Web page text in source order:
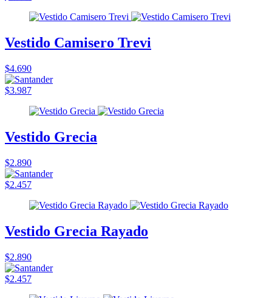
Vestido Camisero Trevi
$4.690
$3.987
Vestido Grecia
$2.890
$2.457
Vestido Grecia Rayado
$2.890
$2.457